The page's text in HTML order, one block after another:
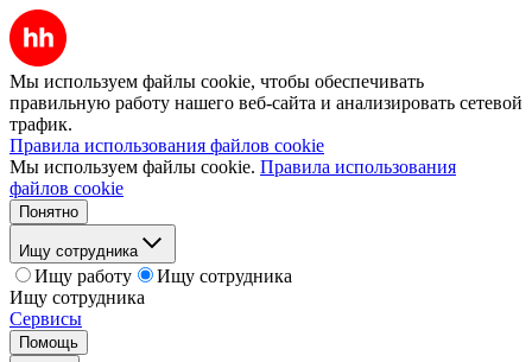
Мы используем файлы cookie, чтобы обеспечивать
правильную работу нашего веб-сайта и анализировать сетевой
трафик.
Правила использования файлов cookie
Мы используем файлы cookie. Правила использования
файлов cookie
Понятно
Ищу сотрудника
Ищу работу
Ищу сотрудника
Ищу сотрудника
Сервисы
Помощь